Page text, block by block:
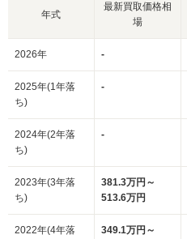
年式
最新買取価格相
場
2026年 -
2025年(1年落
ち)
-
2024年(2年落
ち)
-
2023年(3年落
ち)
381.3万円～
513.6万円
2022年(4年落
349.1万円～